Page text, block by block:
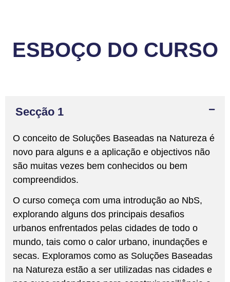
ESBOÇO DO CURSO
Secção 1
O conceito de Soluções Baseadas na Natureza é
novo para alguns e a aplicação e objectivos não
são muitas vezes bem conhecidos ou bem
compreendidos.
O curso começa com uma introdução ao NbS,
explorando alguns dos principais desafios
urbanos enfrentados pelas cidades de todo o
mundo, tais como o calor urbano, inundações e
secas. Exploramos como as Soluções Baseadas
na Natureza estão a ser utilizadas nas cidades e